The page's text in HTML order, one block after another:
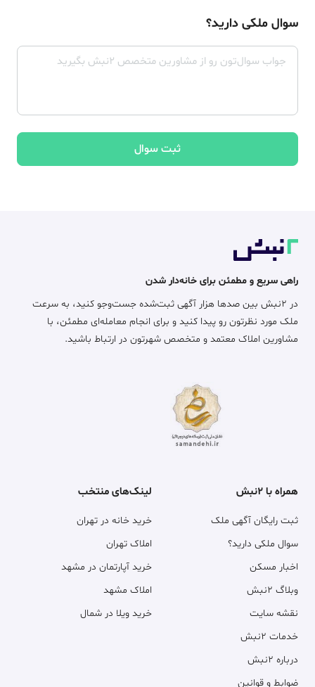
سوال ملکی دارید؟
ثبت سوال
راهی سریع و مطمئن برای خانه‌دار شدن
در ۲نبش بین صدها هزار آگهی ثبت‌شده جست‌وجو کنید، به سرعت
ملک مورد نظرتون رو پیدا کنید و برای انجام معامله‌ای مطمئن، با
مشاورین املاک معتمد و متخصص شهرتون در ارتباط باشید.
همراه با ۲نبش
ثبت رایگان آگهی ملک
سوال ملکی دارید؟
اخبار مسکن
وبلاگ ۲نبش
نقشه سایت
خدمات ۲نبش
درباره ۲نبش
ضوابط و قوانین
لینک‌های منتخب
خرید خانه در تهران
املاک تهران
خرید آپارتمان در مشهد
املاک مشهد
خرید ویلا در شمال